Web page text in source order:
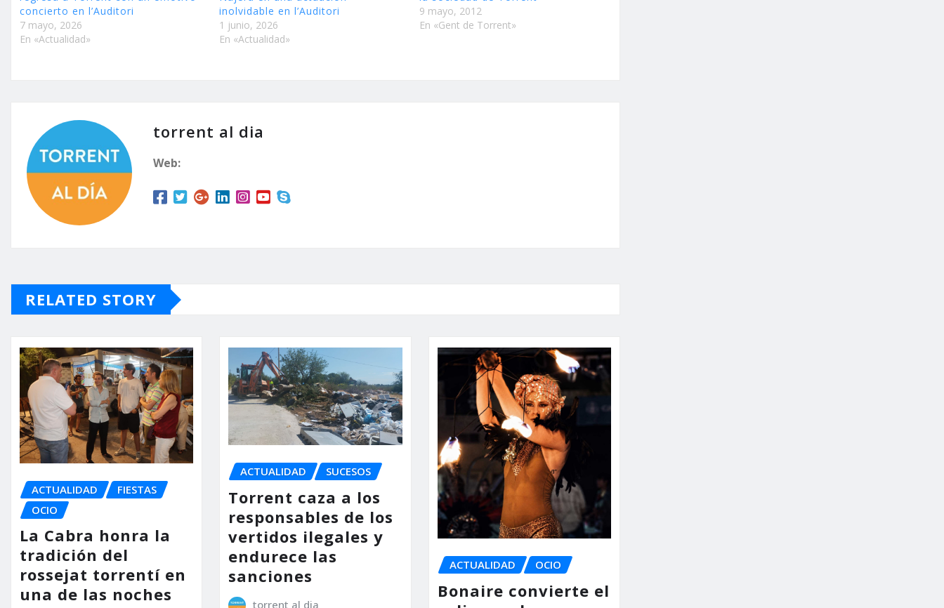
concierto en l’Auditori
7 mayo, 2026
En «Actualidad»
inolvidable en l’Auditori
1 junio, 2026
En «Actualidad»
9 mayo, 2012
En «Gent de Torrent»
torrent al dia
Web:
RELATED STORY
ACTUALIDAD
FIESTAS
OCIO
La Cabra honra la
tradición del
rossejat torrentí en
una de las noches
ACTUALIDAD SUCESOS
Torrent caza a los
responsables de los
vertidos ilegales y
endurece las
sanciones
torrent al dia
ACTUALIDAD OCIO
Bonaire convierte el